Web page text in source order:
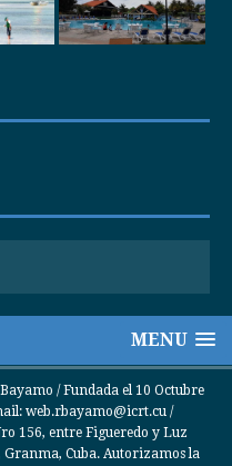
MENU
/ Fundada el 10 Octubre
web.rbayamo@icrt.cu /
156, entre Figueredo y Luz
Granma, Cuba. Autorizamos la